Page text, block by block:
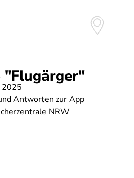
"Flugärger"
2025
Antworten zur App
NRW